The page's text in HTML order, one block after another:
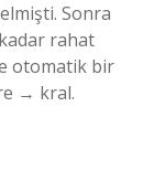
Sonra
rahat
otomatik bir
→ kral.